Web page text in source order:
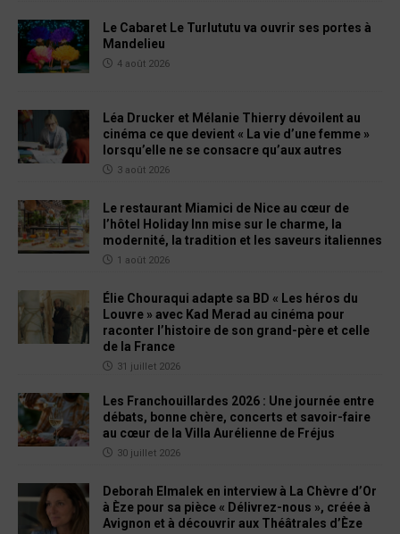
Le Cabaret Le Turlututu va ouvrir ses portes à
Mandelieu
4 août 2026
Léa Drucker et Mélanie Thierry dévoilent au
cinéma ce que devient « La vie d’une femme »
lorsqu’elle ne se consacre qu’aux autres
3 août 2026
Le restaurant Miamici de Nice au cœur de
l’hôtel Holiday Inn mise sur le charme, la
modernité, la tradition et les saveurs italiennes
1 août 2026
Élie Chouraqui adapte sa BD « Les héros du
Louvre » avec Kad Merad au cinéma pour
raconter l’histoire de son grand-père et celle
de la France
31 juillet 2026
Les Franchouillardes 2026 : Une journée entre
débats, bonne chère, concerts et savoir-faire
au cœur de la Villa Aurélienne de Fréjus
30 juillet 2026
Deborah Elmalek en interview à La Chèvre d’Or
à Èze pour sa pièce « Délivrez-nous », créée à
Avignon et à découvrir aux Théâtrales d’Èze